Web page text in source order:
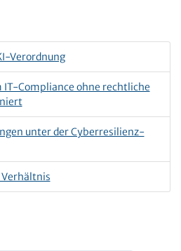
Verordnung
IT-Compliance ohne rechtliche
unter der Cyberresilienz-
Verhältnis